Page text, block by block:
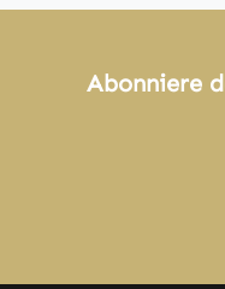
Abonniere